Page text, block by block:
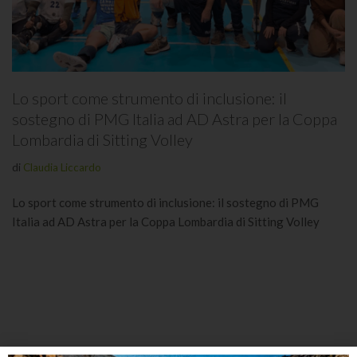
Lo sport come strumento di inclusione: il
sostegno di PMG Italia ad AD Astra per la Coppa
Lombardia di Sitting Volley
di Claudia Liccardo
Lo sport come strumento di inclusione: il sostegno di PMG
Italia ad AD Astra per la Coppa Lombardia di Sitting Volley